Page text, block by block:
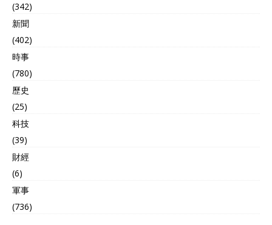
(342)
新聞
(402)
時事
(780)
歷史
(25)
科技
(39)
財經
(6)
軍事
(736)